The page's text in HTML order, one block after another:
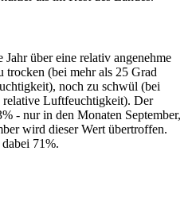
über eine relativ angenehme
trocken (bei mehr als 25 Grad
noch zu schwül (bei
relative Luftfeuchtigkeit). Der
- nur in den Monaten September,
wird dieser Wert übertroffen.
71%.